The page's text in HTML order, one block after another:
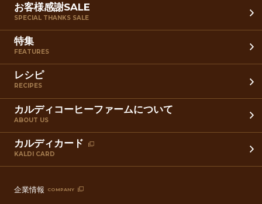
お客様感謝SALE
SPECIAL THANKS SALE
特集
FEATURES
レシピ
RECIPES
カルディコーヒーファームについて
ABOUT US
カルディカード
KALDI CARD
企業情報 COMPANY